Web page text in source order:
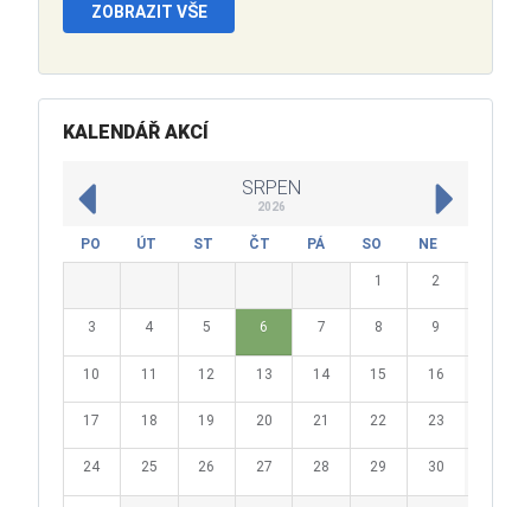
ZOBRAZIT VŠE
KALENDÁŘ AKCÍ
SRPEN
2026
PO ÚT ST ČT PÁ SO NE
1 2
3 4 5 6 7 8 9
10 11 12 13 14 15 16
17 18 19 20 21 22 23
24 25 26 27 28 29 30